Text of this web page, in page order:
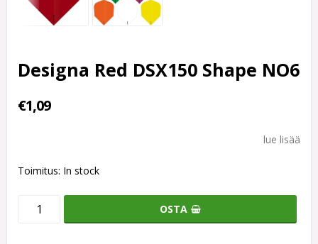
Designa Red DSX150 Shape NO6
€1,09
lue lisää
Toimitus: In stock
OSTA